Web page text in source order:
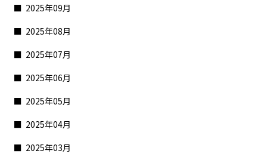
2025年09月
2025年08月
2025年07月
2025年06月
2025年05月
2025年04月
2025年03月